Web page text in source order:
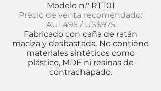
Modelo n.° RTT01
Precio de venta recomendado:
AU1,495 / US$975
Fabricado con caña de ratán
maciza y desbastada. No contiene
materiales sintéticos como
plástico, MDF ni resinas de
contrachapado.